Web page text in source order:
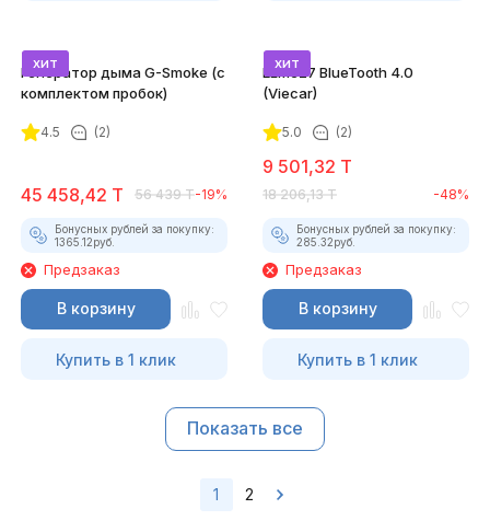
хит
Генератор дыма G-Smoke (c
комплектом пробок)
4.5 (2)
45 458,42 T 56 439 T-19%
Бонусных рублей за покупку:
1365.12руб.
Предзаказ
В корзину
Купить в 1 клик
хит
ELM327 BlueTooth 4.0
(Viecar)
5.0 (2)
9 501,32 T
18 206,13 T -48%
Бонусных рублей за покупку:
285.32руб.
Предзаказ
В корзину
Купить в 1 клик
Показать все
1 2